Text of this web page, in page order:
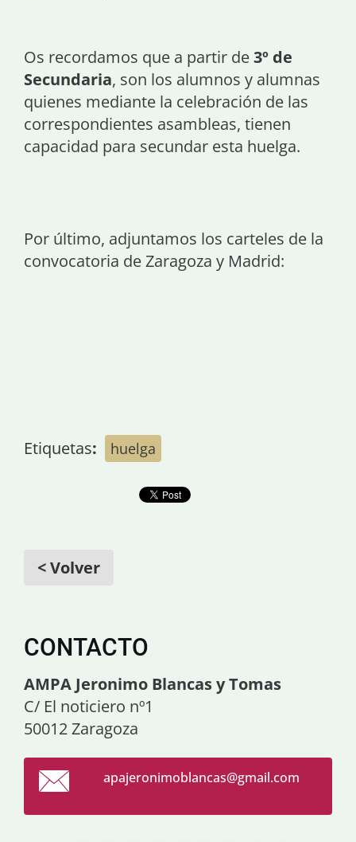
Os recordamos que a partir de3º de
Secundaria, son los alumnos y alumnas
quienes mediante la celebración de las
correspondientes asambleas, tienen
capacidad para secundar esta huelga.
Por último, adjuntamos los carteles de la
convocatoria de Zaragoza y Madrid:
Etiquetas: huelga
< Volver
CONTACTO
AMPA Jeronimo Blancas y Tomas
C/ El noticiero nº1
50012 Zaragoza
apajeronimoblancas@gmail.com